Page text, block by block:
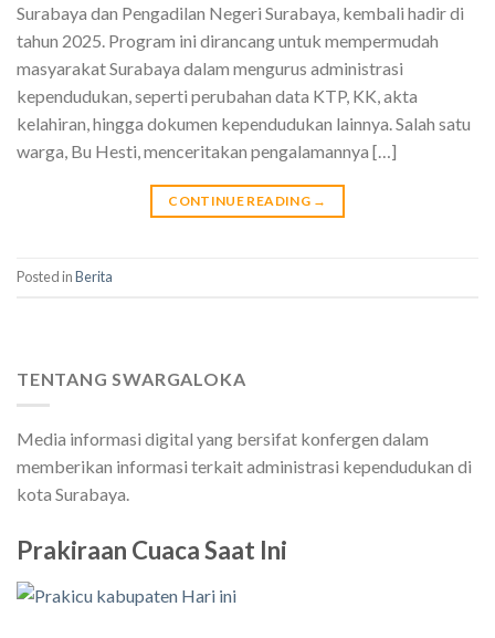
Surabaya dan Pengadilan Negeri Surabaya, kembali hadir di
tahun 2025. Program ini dirancang untuk mempermudah
masyarakat Surabaya dalam mengurus administrasi
kependudukan, seperti perubahan data KTP, KK, akta
kelahiran, hingga dokumen kependudukan lainnya. Salah satu
warga, Bu Hesti, menceritakan pengalamannya […]
CONTINUE READING →
Posted inBerita
TENTANG SWARGALOKA
Media informasi digital yang bersifat konfergen dalam
memberikan informasi terkait administrasi kependudukan di
kota Surabaya.
Prakiraan Cuaca Saat Ini